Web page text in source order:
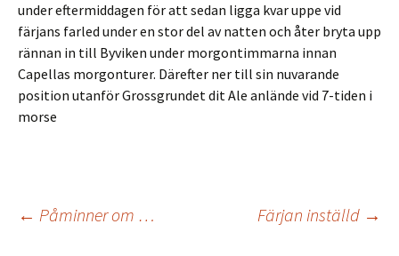
under eftermiddagen för att sedan ligga kvar uppe vid
färjans farled under en stor del av natten och åter bryta upp
rännan in till Byviken under morgontimmarna innan
Capellas morgonturer. Därefter ner till sin nuvarande
position utanför Grossgrundet dit Ale anlände vid 7-tiden i
morse
Inläggsnavigering
← Påminner om … Färjan inställd →